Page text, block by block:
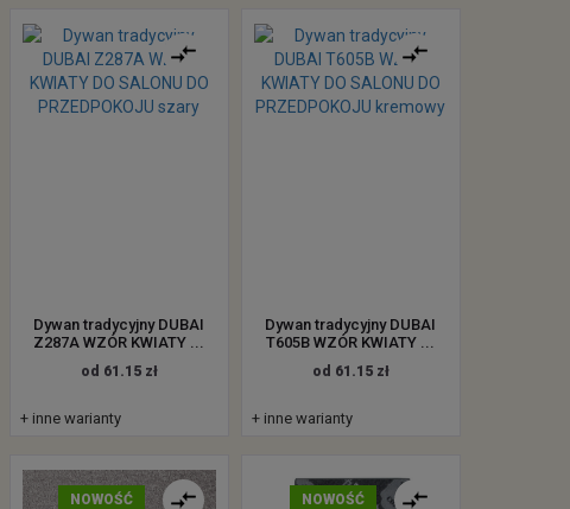
Dywan tradycyjny DUBAI
Z287A WZÓR KWIATY ...
od 61.15 zł
+ inne warianty
Dywan tradycyjny DUBAI
T605B WZÓR KWIATY ...
od 61.15 zł
+ inne warianty
NOWOŚĆ NOWOŚĆ